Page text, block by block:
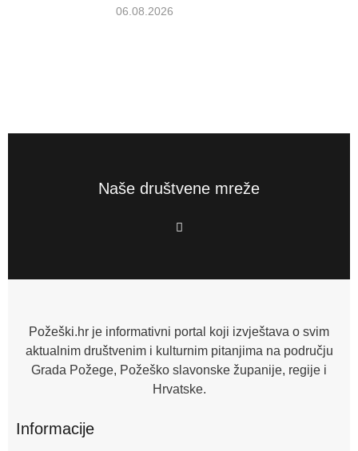
06.08.2026
Naše društvene mreže
F
a
o
f
Požeški.hr je informativni portal koji izvještava o svim
aktualnim društvenim i kulturnim pitanjima na području
Grada Požege, Požeško slavonske županije, regije i
Hrvatske.
Informacije